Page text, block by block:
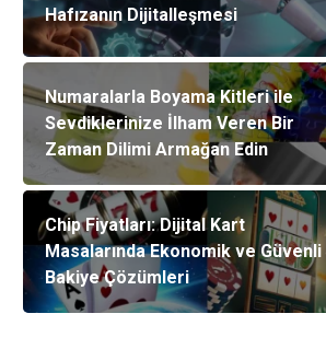
Hafızanın Dijitalleşmesi
Numaralarla Boyama Kitleri ile
Sevdiklerinize İlham Veren Bir
Zaman Dilimi Armağan Edin
Chip Fiyatları: Dijital Kart
Masalarında Ekonomik ve Güvenli
Bakiye Çözümleri